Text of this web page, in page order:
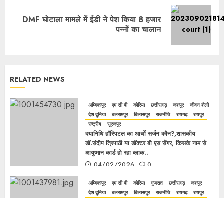
DMF घोटाला मामले में ईडी ने पेश किया 8 हजार
पन्नों का चालान
RELATED NEWS
अम्बिकापुर एम सी बी कोरिया छत्तीसगढ़ जशपुर
जीवन शैली
देश दुनिया
बलरामपुर बिलासपुर राजनीति रायगढ़
रायपुर
राष्ट्रीय
सूरजपुर
दयानिधि हॉस्पिटल का आर्थो सर्जन कौन?,शासकीय
डॉ.संदीप त्रिपाठी या डॉक्टर बी एस सेंगर, किसके नाम से
आयुष्मान कार्ड हो रहा ब्लाक..
04/02/2026
0
अम्बिकापुर एम सी बी कोरिया गुजरात छत्तीसगढ़
जशपुर
देश दुनिया
बलरामपुर बिलासपुर राजनीति रायगढ़
रायपुर